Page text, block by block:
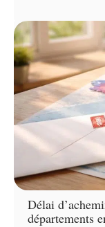
Délai
départements